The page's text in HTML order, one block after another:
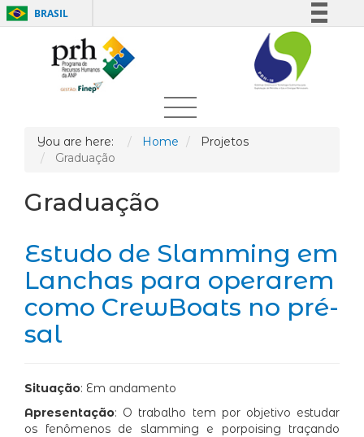
BRASIL
Simplifique!
Comunica BR
Participe
Legislação
You are here: Home
Projetos
Graduação
Graduação
Estudo de Slamming em
Lanchas para operarem
como CrewBoats no pré-
sal
Situação: Em andamento
Apresentação: O trabalho tem por objetivo estudar
os fenômenos de slamming e porpoising traçando